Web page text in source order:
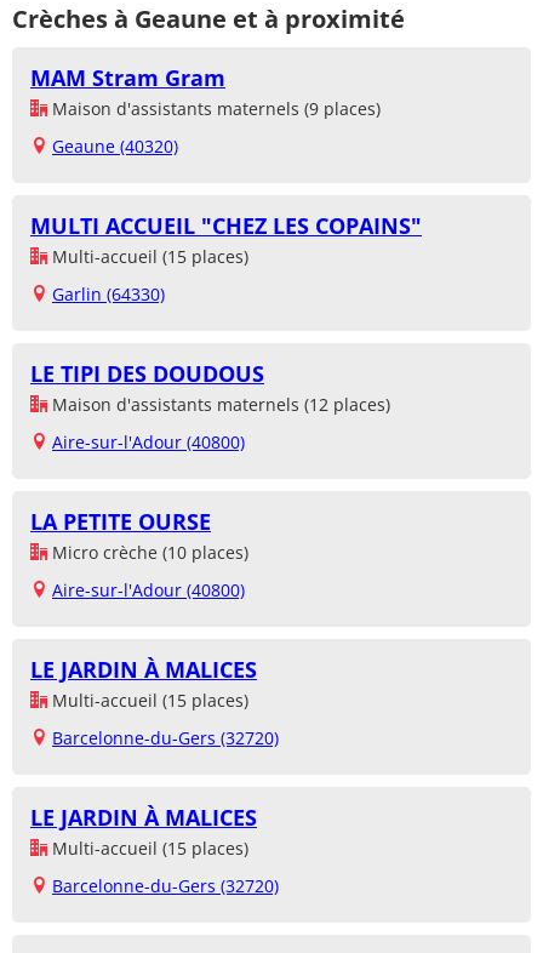
Crèches à Geaune et à proximité
MAM Stram Gram
Maison d'assistants maternels (9 places)
Geaune (40320)
MULTI ACCUEIL "CHEZ LES COPAINS"
Multi-accueil (15 places)
Garlin (64330)
LE TIPI DES DOUDOUS
Maison d'assistants maternels (12 places)
Aire-sur-l'Adour (40800)
LA PETITE OURSE
Micro crèche (10 places)
Aire-sur-l'Adour (40800)
LE JARDIN À MALICES
Multi-accueil (15 places)
Barcelonne-du-Gers (32720)
LE JARDIN À MALICES
Multi-accueil (15 places)
Barcelonne-du-Gers (32720)